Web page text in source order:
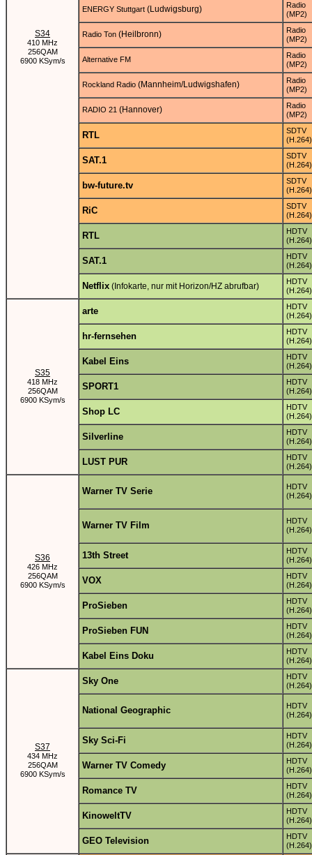
S34
410 MHz
256QAM
6900 KSym/s
ENERGY Stuttgart (Ludwigsburg)
Radio
(MP2)
Radio Ton (Heilbronn)
Radio
(MP2)
Alternative FM
Radio
(MP2)
Rockland Radio (Mannheim/Ludwigshafen)
Radio
(MP2)
RADIO 21 (Hannover)
Radio
(MP2)
RTL
SDTV
(H.264)
SAT.1
SDTV
(H.264)
bw-future.tv
SDTV
(H.264)
RiC
SDTV
(H.264)
RTL
HDTV
(H.264)
SAT.1
HDTV
(H.264)
Netflix (Infokarte, nur mit Horizon/HZ abrufbar)
HDTV
(H.264)
S35
418 MHz
256QAM
6900 KSym/s
arte
HDTV
(H.264)
hr-fernsehen
HDTV
(H.264)
Kabel Eins
HDTV
(H.264)
SPORT1
HDTV
(H.264)
Shop LC
HDTV
(H.264)
Silverline
HDTV
(H.264)
LUST PUR
HDTV
(H.264)
S36
426 MHz
256QAM
6900 KSym/s
Warner TV Serie
HDTV
(H.264)
Warner TV Film
HDTV
(H.264)
13th Street
HDTV
(H.264)
VOX
HDTV
(H.264)
ProSieben
HDTV
(H.264)
ProSieben FUN
HDTV
(H.264)
Kabel Eins Doku
HDTV
(H.264)
S37
434 MHz
256QAM
6900 KSym/s
Sky One
HDTV
(H.264)
National Geographic
HDTV
(H.264)
Sky Sci-Fi
HDTV
(H.264)
Warner TV Comedy
HDTV
(H.264)
Romance TV
HDTV
(H.264)
KinoweltTV
HDTV
(H.264)
GEO Television
HDTV
(H.264)